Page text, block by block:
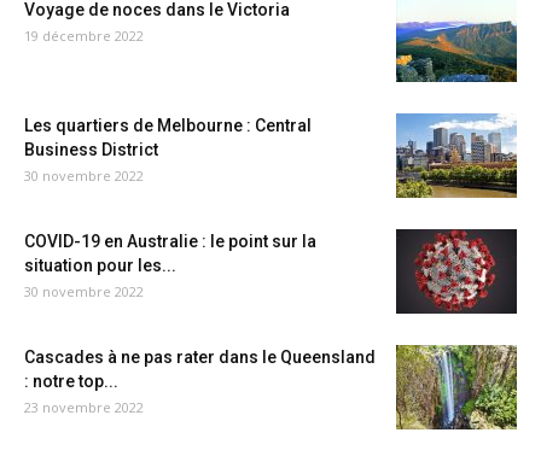
Voyage de noces dans le Victoria
19 décembre 2022
Les quartiers de Melbourne : Central
Business District
30 novembre 2022
COVID-19 en Australie : le point sur la
situation pour les...
30 novembre 2022
Cascades à ne pas rater dans le Queensland
: notre top...
23 novembre 2022